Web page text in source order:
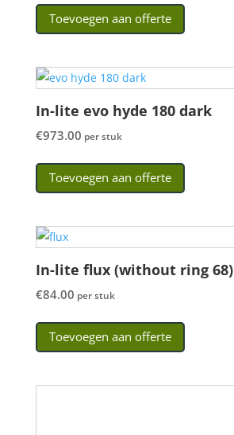
Toevoegen aan offerte
In-lite evo hyde 180 dark
€973.00 per stuk
Toevoegen aan offerte
In-lite flux (without ring 68)
€84.00 per stuk
Toevoegen aan offerte